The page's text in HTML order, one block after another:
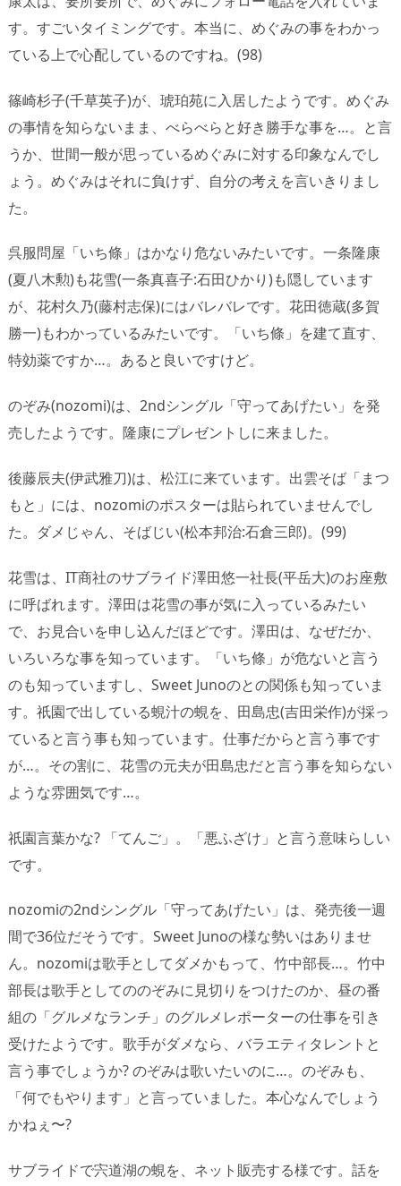
す。すごいタイミングです。本当に、めぐみの事をわかっ
ている上で心配しているのですね。(98)
篠崎杉子(千草英子)が、琥珀苑に入居したようです。めぐみ
の事情を知らないまま、べらべらと好き勝手な事を…。と言
うか、世間一般が思っているめぐみに対する印象なんでし
ょう。めぐみはそれに負けず、自分の考えを言いきりまし
た。
呉服問屋「いち條」はかなり危ないみたいです。一条隆康
(夏八木勲)も花雪(一条真喜子:石田ひかり)も隠しています
が、花村久乃(藤村志保)にはバレバレです。花田徳蔵(多賀
勝一)もわかっているみたいです。「いち條」を建て直す、
特効薬ですか…。あると良いですけど。
のぞみ(nozomi)は、2ndシングル「守ってあげたい」を発
売したようです。隆康にプレゼントしに来ました。
後藤辰夫(伊武雅刀)は、松江に来ています。出雲そば「まつ
もと」には、nozomiのポスターは貼られていませんでし
た。ダメじゃん、そばじい(松本邦治:石倉三郎)。(99)
花雪は、IT商社のサブライド澤田悠一社長(平岳大)のお座敷
に呼ばれます。澤田は花雪の事が気に入っているみたい
で、お見合いを申し込んだほどです。澤田は、なぜだか、
いろいろな事を知っています。「いち條」が危ないと言う
のも知っていますし、Sweet Junoのとの関係も知っていま
す。祇園で出している蜆汁の蜆を、田島忠(吉田栄作)が採っ
ていると言う事も知っています。仕事だからと言う事です
が…。その割に、花雪の元夫が田島忠だと言う事を知らない
ような雰囲気です…。
祇園言葉かな? 「てんご」。「悪ふざけ」と言う意味らしい
です。
nozomiの2ndシングル「守ってあげたい」は、発売後一週
間で36位だそうです。Sweet Junoの様な勢いはありませ
ん。nozomiは歌手としてダメかもって、竹中部長…。竹中
部長は歌手としてののぞみに見切りをつけたのか、昼の番
組の「グルメなランチ」のグルメレポーターの仕事を引き
受けたようです。歌手がダメなら、バラエティタレントと
言う事でしょうか? のぞみは歌いたいのに…。のぞみも、
「何でもやります」と言っていました。本心なんでしょう
かねぇ〜?
サブライドで宍道湖の蜆を、ネット販売する様です。話を